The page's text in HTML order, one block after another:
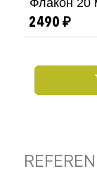
Флакон 20
2490 ₽